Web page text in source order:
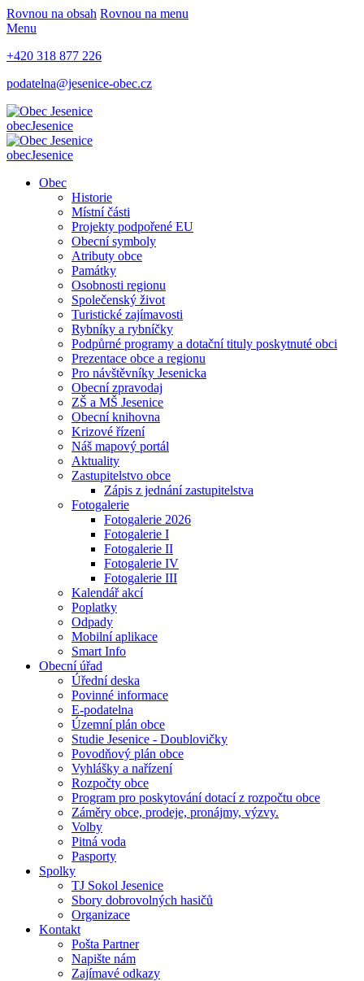
Rovnou na obsah Rovnou na menu
Menu
+420 318 877 226
podatelna@jesenice-obec.cz
obecJesenice
obecJesenice
Obec
Historie
Místní části
Projekty podpořené EU
Obecní symboly
Atributy obce
Památky
Osobnosti regionu
Společenský život
Turistické zajímavosti
Rybníky a rybníčky
Podpůrné programy a dotační tituly poskytnuté obci
Prezentace obce a regionu
Pro návštěvníky Jesenicka
Obecní zpravodaj
ZŠ a MŠ Jesenice
Obecní knihovna
Krizové řízení
Náš mapový portál
Aktuality
Zastupitelstvo obce
Zápis z jednání zastupitelstva
Fotogalerie
Fotogalerie 2026
Fotogalerie I
Fotogalerie II
Fotogalerie IV
Fotogalerie III
Kalendář akcí
Poplatky
Odpady
Mobilní aplikace
Smart Info
Obecní úřad
Úřední deska
Povinné informace
E-podatelna
Územní plán obce
Studie Jesenice - Doublovičky
Povodňový plán obce
Vyhlášky a nařízení
Rozpočty obce
Program pro poskytování dotací z rozpočtu obce
Záměry obce, prodeje, pronájmy, výzvy.
Volby
Pitná voda
Pasporty
Spolky
TJ Sokol Jesenice
Sbory dobrovolných hasičů
Organizace
Kontakt
Pošta Partner
Napište nám
Zajímavé odkazy